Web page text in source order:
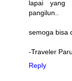
lapai yang
pangilun..
semoga bisa
-Traveler
Reply